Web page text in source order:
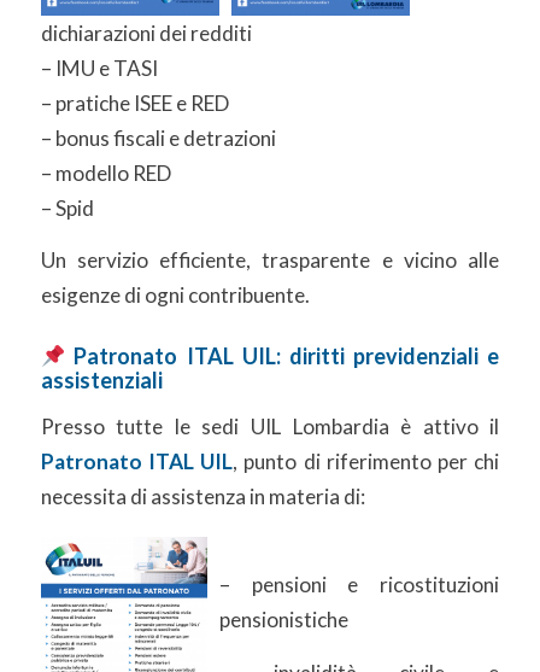
dichiarazioni dei redditi
– IMU e TASI
– pratiche ISEE e RED
– bonus fiscali e detrazioni
– modello RED
– Spid
Un servizio efficiente, trasparente e vicino alle
esigenze di ogni contribuente.
Patronato ITAL UIL: diritti previdenziali e
assistenziali
Presso tutte le sedi UIL Lombardia è attivo il
Patronato ITAL UIL, punto di riferimento per chi
necessita di assistenza in materia di:
– pensioni e ricostituzioni
pensionistiche